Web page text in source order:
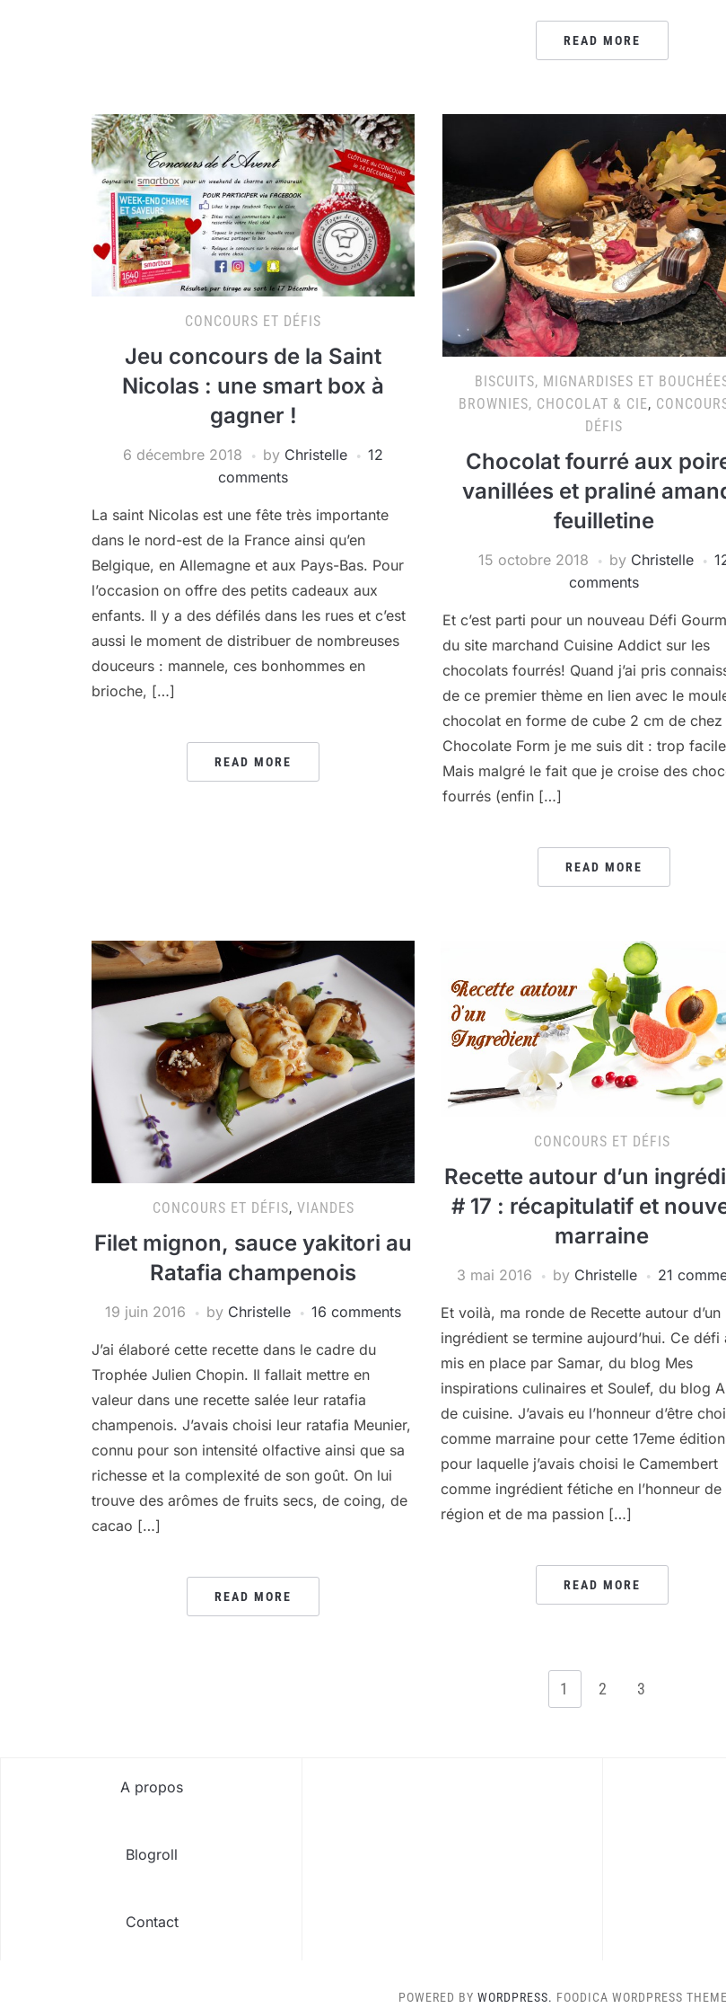
READ MORE
CONCOURS ET DÉFIS
Jeu concours de la Saint
Nicolas : une smart box à
gagner !
6 décembre 2018 by Christelle
12
comments
La saint Nicolas est une fête très importante
dans le nord-est de la France ainsi qu’en
Belgique, en Allemagne et aux Pays-Bas. Pour
l’occasion on offre des petits cadeaux aux
enfants. Il y a des défilés dans les rues et c’est
aussi le moment de distribuer de nombreuses
douceurs : mannele, ces bonhommes en
brioche, […]
READ MORE
BISCUITS, MIGNARDISES ET
BROWNIES, CHOCOLAT & CIE,
DÉFIS
Chocolat fourré aux
vanillées et praliné
feuilletine
15 octobre 2018 by Christelle
comments
Et c’est parti pour un nouveau Défi
du site marchand Cuisine Addict sur les
chocolats fourrés! Quand j’ai pris
de ce premier thème en lien avec le
chocolat en forme de cube 2 cm de chez
Chocolate Form je me suis dit : trop
Mais malgré le fait que je croise des
fourrés (enfin […]
READ MORE
CONCOURS ET DÉFIS, VIANDES
Filet mignon, sauce yakitori au
Ratafia champenois
19 juin 2016 by Christelle 16 comments
J’ai élaboré cette recette dans le cadre du
Trophée Julien Chopin. Il fallait mettre en
valeur dans une recette salée leur ratafia
champenois. J’avais choisi leur ratafia Meunier,
connu pour son intensité olfactive ainsi que sa
richesse et la complexité de son goût. On lui
trouve des arômes de fruits secs, de coing, de
cacao […]
READ MORE
CONCOURS ET DÉFIS
Recette autour d’un
# 17 : récapitulatif et
marraine
3 mai 2016 by Christelle 21
Et voilà, ma ronde de Recette autour d’un
ingrédient se termine aujourd’hui. Ce défi
mis en place par Samar, du blog Mes
inspirations culinaires et Soulef, du blog
de cuisine. J’avais eu l’honneur d’être
comme marraine pour cette 17eme
pour laquelle j’avais choisi le Camembert
comme ingrédient fétiche en l’honneur de
région et de ma passion […]
READ MORE
1 2 3
A propos
Blogroll
Contact
POWERED BY WORDPRESS. FOODICA WORDPRESS